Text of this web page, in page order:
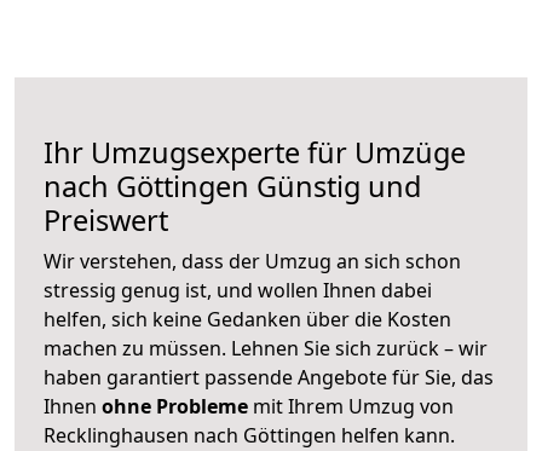
Ihr Umzugsexperte für Umzüge
nach Göttingen Günstig und
Preiswert
Wir verstehen, dass der Umzug an sich schon
stressig genug ist, und wollen Ihnen dabei
helfen, sich keine Gedanken über die Kosten
machen zu müssen. Lehnen Sie sich zurück – wir
haben garantiert passende Angebote für Sie, das
Ihnen ohne Probleme mit Ihrem Umzug von
Recklinghausen nach Göttingen helfen kann.